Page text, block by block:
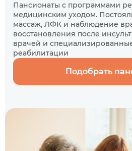
Пансионаты с программами
медицинским уходом.
массаж, ЛФК и наблюдение
восстановления после
врачей и
реабилитации
Подобрать